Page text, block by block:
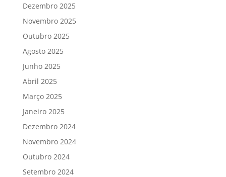
Dezembro 2025
Novembro 2025
Outubro 2025
Agosto 2025
Junho 2025
Abril 2025
Março 2025
Janeiro 2025
Dezembro 2024
Novembro 2024
Outubro 2024
Setembro 2024